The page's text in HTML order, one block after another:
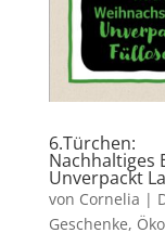
6.Türchen:
Nachhaltiges
Unverpackt
von Cornelia |
Geschenke,